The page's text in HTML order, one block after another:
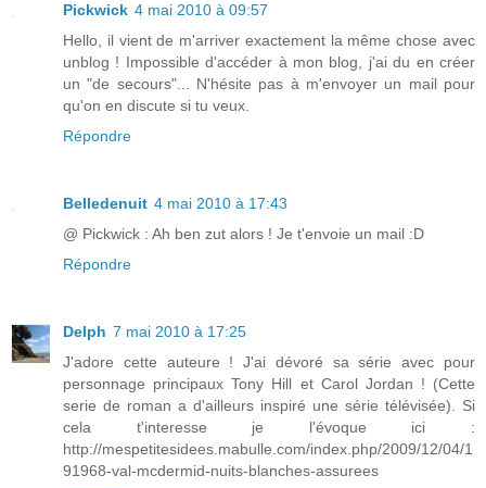
Pickwick 4 mai 2010 à 09:57
Hello, il vient de m'arriver exactement la même chose avec
unblog ! Impossible d'accéder à mon blog, j'ai du en créer
un "de secours"... N'hésite pas à m'envoyer un mail pour
qu'on en discute si tu veux.
Répondre
Belledenuit 4 mai 2010 à 17:43
@ Pickwick : Ah ben zut alors ! Je t'envoie un mail :D
Répondre
Delph 7 mai 2010 à 17:25
J'adore cette auteure ! J'ai dévoré sa série avec pour
personnage principaux Tony Hill et Carol Jordan ! (Cette
serie de roman a d'ailleurs inspiré une série télévisée). Si
cela t'interesse je l'évoque ici :
http://mespetitesidees.mabulle.com/index.php/2009/12/04/1
91968-val-mcdermid-nuits-blanches-assurees